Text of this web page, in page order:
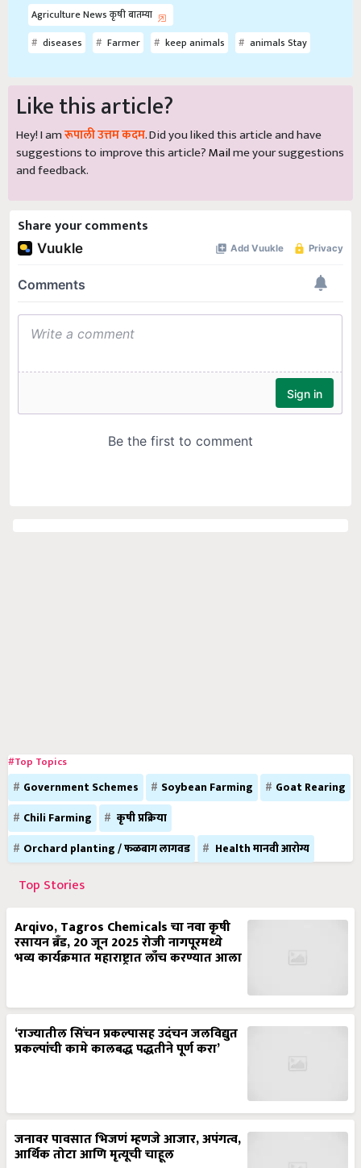
Agriculture News कृषी बातम्या
diseases
Farmer keep animals animals Stay
Like this article?
Hey! I amरूपाली उत्तम कदम. Did you liked this article and have
suggestions to improve this article?Mailme your suggestions
and feedback.
Share your comments
#Top Topics
Government Schemes Soybean Farming
Goat Rearing
Chili Farming
कृषी प्रक्रिया
Orchard planting / फळबाग लागवड
Health मानवी आरोग्य
Top Stories
Arqivo, Tagros Chemicals चा नवा कृषी
रसायन ब्रँड, 20 जून 2025 रोजी नागपूरमध्ये
भव्य कार्यक्रमात महाराष्ट्रात लाँच करण्यात आला
‘राज्यातील सिंचन प्रकल्पासह उदंचन जलविद्युत
प्रकल्पांची कामे कालबद्ध पद्धतीने पूर्ण करा’
जनावर पावसात भिजणं म्हणजे आजार, अपंगत्व,
आर्थिक तोटा आणि मृत्यूची चाहूल